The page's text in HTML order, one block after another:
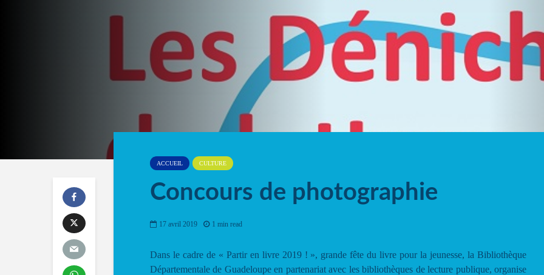
ACCUEIL CULTURE
Concours de photographie
17 avril 2019 1 min read
Dans le cadre de « Partir en livre 2019 ! », grande fête du livre pour la jeunesse, la Bibliothèque
Départementale de Guadeloupe en partenariat avec les bibliothèques de lecture publique, organise